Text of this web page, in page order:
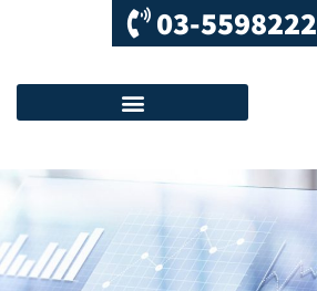
03-5598222